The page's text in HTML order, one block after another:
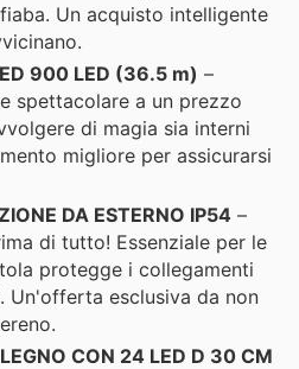
Un acquisto intelligente
900 LED (36.5 m) –
spettacolare a un prezzo
di magia sia interni
migliore per assicurarsi
DA ESTERNO IP54 –
di tutto! Essenziale per le
protegge i collegamenti
Un'offerta esclusiva da non
CON 24 LED D 30 CM